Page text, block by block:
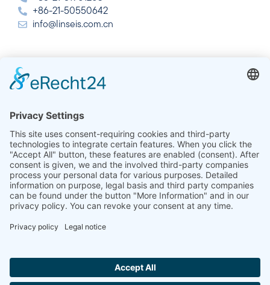
+86-21-50550642
info@linseis.com.cn
インド
Sector 23, Dwarka, 110077 New Delhi
+91-11-42883851
sales@linseis.in
Hallo ich bin LINAI! Wie kann ich dir